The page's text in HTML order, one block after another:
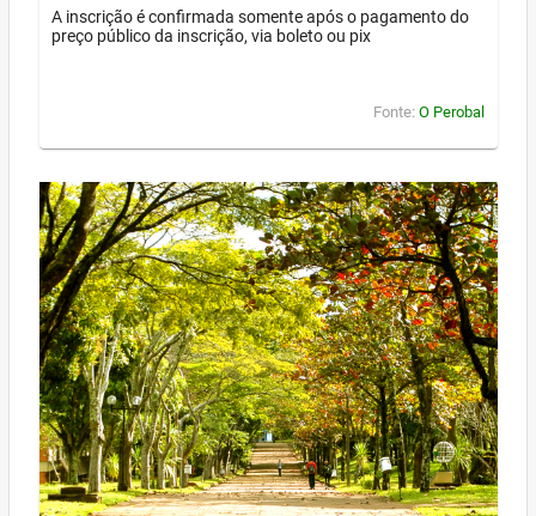
A inscrição é confirmada somente após o pagamento do
preço público da inscrição, via boleto ou pix
Fonte: O Perobal